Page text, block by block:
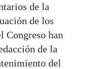
de la
de los
Congreso han
de la
del